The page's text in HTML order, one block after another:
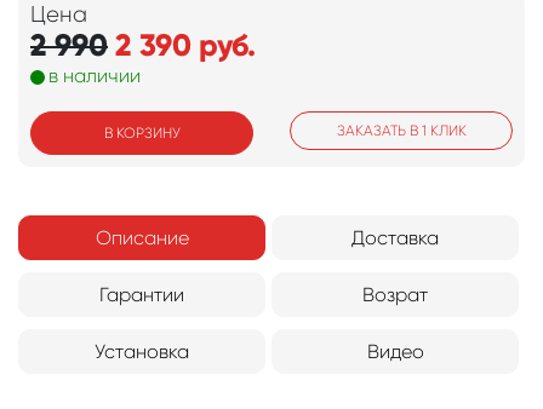
Цена
2 9902 390 руб.
в наличии
В КОРЗИНУ ЗАКАЗАТЬ В 1 КЛИК
Описание Доставка
Гарантии Возрат
Установка Видео